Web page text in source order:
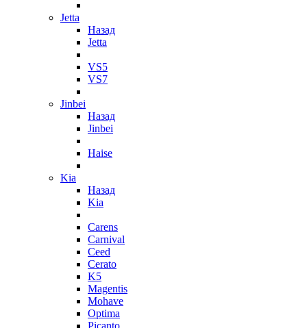
Jetta
Назад
Jetta
VS5
VS7
Jinbei
Назад
Jinbei
Haise
Kia
Назад
Kia
Carens
Carnival
Ceed
Cerato
K5
Magentis
Mohave
Optima
Picanto